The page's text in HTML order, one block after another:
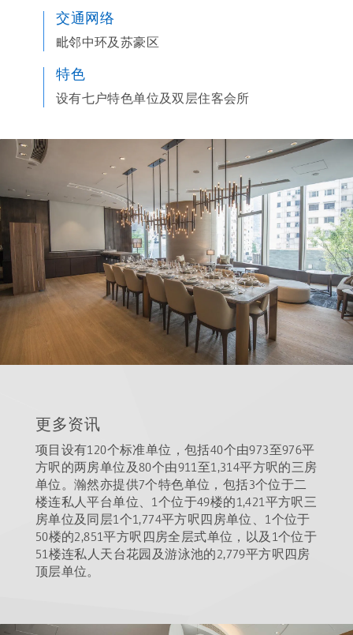
交通网络
毗邻中环及苏豪区
特色
设有七户特色单位及双层住客会所
更多资讯
项目设有120个标准单位，包括40个由973至976平
方呎的两房单位及80个由911至1,314平方呎的三房
单位。瀚然亦提供7个特色单位，包括3个位于二
楼连私人平台单位、1个位于49楼的1,421平方呎三
房单位及同层1个1,774平方呎四房单位、1个位于
50楼的2,851平方呎四房全层式单位，以及1个位于
51楼连私人天台花园及游泳池的2,779平方呎四房
顶层单位。